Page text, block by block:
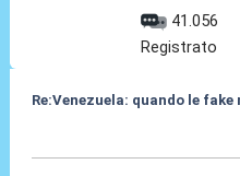
41.056
Registrato
Re:Venezuela: quando le